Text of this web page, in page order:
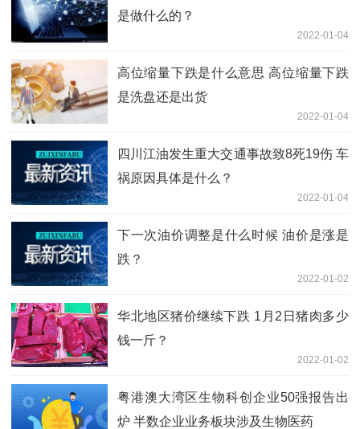
是做什么的？
2022-01-04
高位缩量下跌是什么意思 高位缩量下跌
是洗盘还是出货
2022-01-04
四川江油发生重大交通事故致8死19伤 车
祸原因具体是什么？
2022-01-04
下一次油价调整是什么时候 油价是涨是
跌？
2022-01-02
华北地区猪价继续下跌 1月2日猪肉多少
钱一斤？
2022-01-02
粤港澳大湾区生物科创企业50强报告出
炉 半数企业业务板块涉及生物医药